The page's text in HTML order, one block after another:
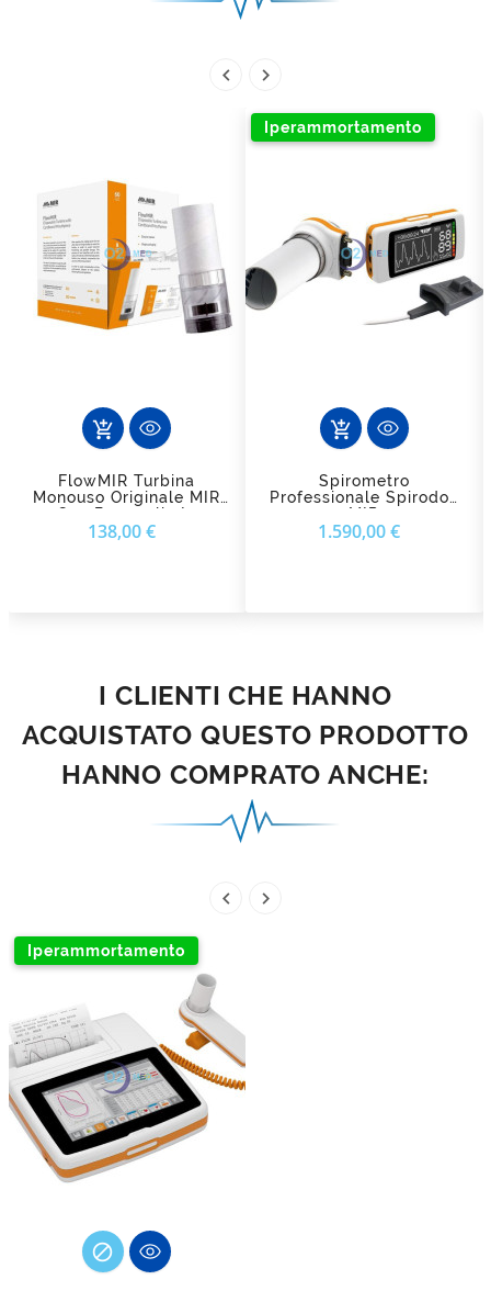
 
add_shopping_cart
FlowMIR Turbina
Monouso Originale MIR
Con Boccaglio In
Cartone
138,00 €
add_shopping_cart
Iperammortamento
Spirometro
Professionale Spirodoc
MIR
1.590,00 €
I CLIENTI CHE HANNO
ACQUISTATO QUESTO PRODOTTO
HANNO COMPRATO ANCHE:
 

Iperammortamento